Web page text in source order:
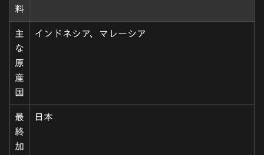
料
主
な
原
産
国
インドネシア、マレーシア
最
終
加
日本